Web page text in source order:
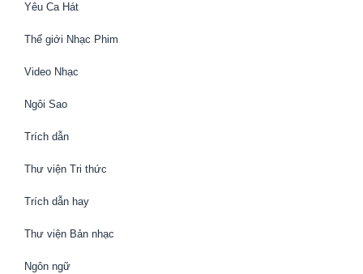
Yêu Ca Hát
Thế giới Nhạc Phim
Video Nhạc
Ngôi Sao
Trích dẫn
Thư viện Tri thức
Trích dẫn hay
Thư viện Bản nhạc
Ngôn ngữ